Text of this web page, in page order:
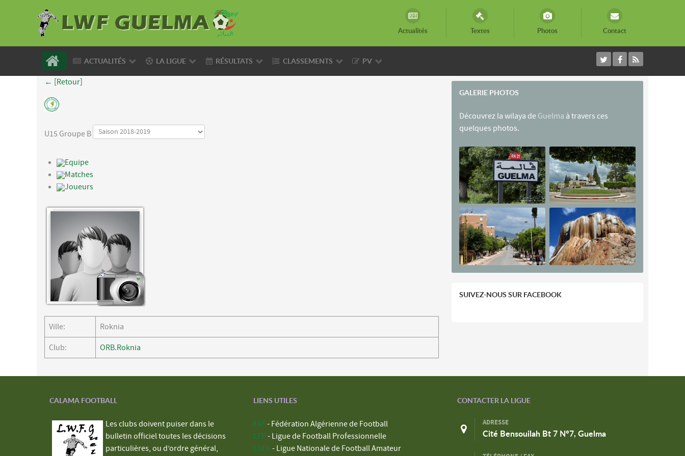
Actualités Textes Photos Contact
ACTUALITÉS LA LIGUE RÉSULTATS CLASSEMENTS PV
← [Retour]
U15 Groupe B
Equipe
Matches
Joueurs
Ville: Roknia
Club: ORB.Roknia
GALERIE PHOTOS
Découvrez la wilaya de Guelma à travers ces
quelques photos.
SUIVEZ-NOUS SUR FACEBOOK
CALAMA FOOTBALL
Les clubs doivent puiser dans le
bulletin officiel toutes les décisions
particulières, ou d’ordre général,
LIENS UTILES
FAF - Fédération Algérienne de Football
LFP - Ligue de Football Professionnelle
LNFA - Ligue Nationale de Football Amateur
CONTACTER LA LIGUE
ADRESSE
Cité Bensouilah Bt 7 N°7, Guelma